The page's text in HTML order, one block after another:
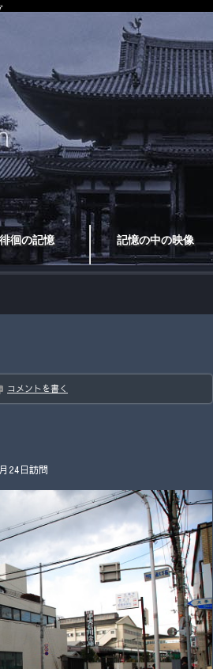
徘徊の記憶 記憶の中の映像
コメントを書く
24日訪問